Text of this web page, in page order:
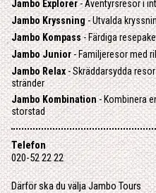
Jambo Explorer- Äventyrsresor i
Jambo Kryssning- Utvalda
Jambo Kompass- Färdiga
Jambo Junior- Familjeresor med
Jambo Relax- Skräddarsydda
stränder
Jambo Kombination- Kombinera
storstad
Telefon
020-52 22 22
Därför ska du välja Jambo Tours